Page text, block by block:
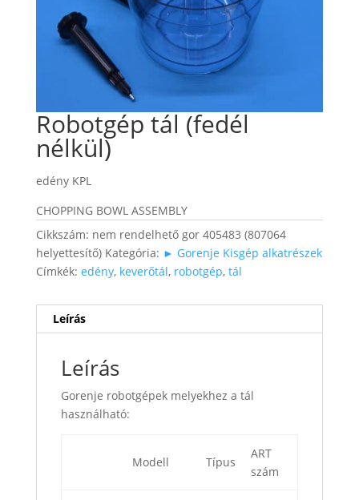
Robotgép tál (fedél
nélkül)
edény KPL
CHOPPING BOWL ASSEMBLY
Cikkszám: nem rendelhető gor 405483 (807064
helyettesítő) Kategória: ► Gorenje Kisgép alkatrészek
Címkék: edény, keverőtál, robotgép, tál
Leírás
Leírás
Gorenje robotgépek melyekhez a tál
használható:
Modell Típus
ART
szám